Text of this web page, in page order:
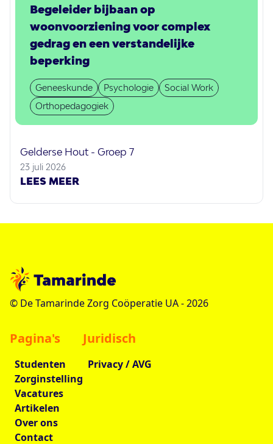
Begeleider bijbaan op
woonvoorziening voor complex
gedrag en een verstandelijke
beperking
Geneeskunde Psychologie
Social Work
Orthopedagogiek
Gelderse Hout - Groep 7
23 juli 2026
LEES MEER
© De Tamarinde Zorg Coöperatie UA -2026
Pagina's
Studenten
Zorginstelling
Vacatures
Artikelen
Over ons
Contact
Juridisch
Privacy / AVG